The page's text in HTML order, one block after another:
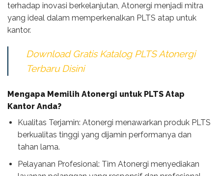
terhadap inovasi berkelanjutan, Atonergi menjadi mitra
yang ideal dalam memperkenalkan PLTS atap untuk
kantor.
Download Gratis Katalog PLTS Atonergi
Terbaru Disini
Mengapa Memilih Atonergi untuk PLTS Atap
Kantor Anda?
Kualitas Terjamin: Atonergi menawarkan produk PLTS
berkualitas tinggi yang dijamin performanya dan
tahan lama.
Pelayanan Profesional: Tim Atonergi menyediakan